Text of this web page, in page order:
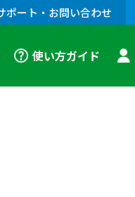
ポート・お問い合わせ
使い方ガイド